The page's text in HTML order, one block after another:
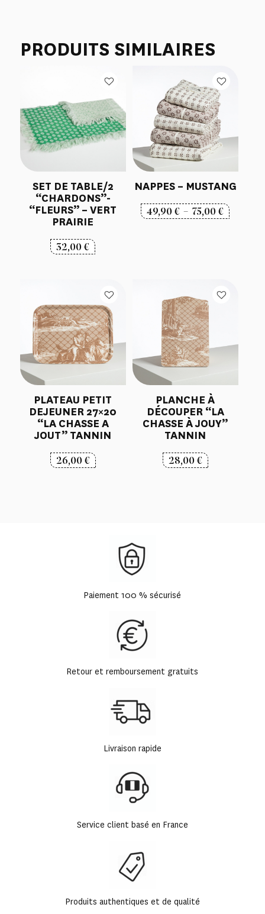
PRODUITS SIMILAIRES
SET DE TABLE/2
“CHARDONS”-
“FLEURS” – VERT
PRAIRIE
32,00€
NAPPES – MUSTANG
49,90€ – 75,00€Plage
PLATEAU PETIT
DEJEUNER 27×20
“LA CHASSE A
JOUT” TANNIN
26,00€
PLANCHE À
DÉCOUPER “LA
CHASSE À JOUY”
TANNIN
28,00€
Paiement 100 % sécurisé
Retour et remboursement gratuits
Livraison rapide
Service client basé en France
Produits authentiques et de qualité